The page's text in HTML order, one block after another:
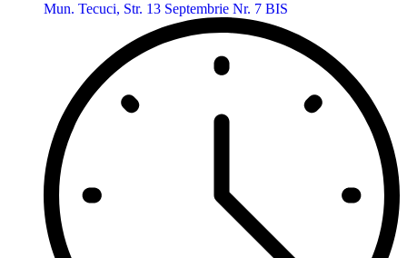
Mun. Tecuci, Str. 13 Septembrie Nr. 7 BIS